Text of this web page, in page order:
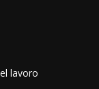
lavoro